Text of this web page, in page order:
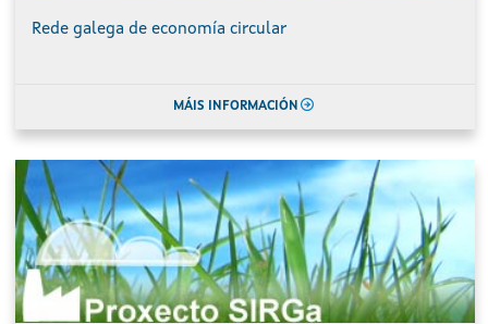
Rede galega de economía circular
MÁIS INFORMACIÓN